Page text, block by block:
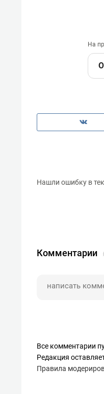
На
Нашли ошибку в
Комментарии
Все комментарии
Редакция
Правила